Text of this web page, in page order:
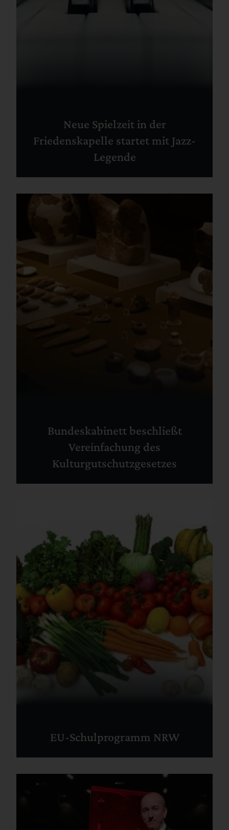
Neue Spielzeit in der
Friedenskapelle startet mit Jazz-
Legende
Bundeskabinett beschließt
Vereinfachung des
Kulturgutschutzgesetzes
EU-Schulprogramm NRW